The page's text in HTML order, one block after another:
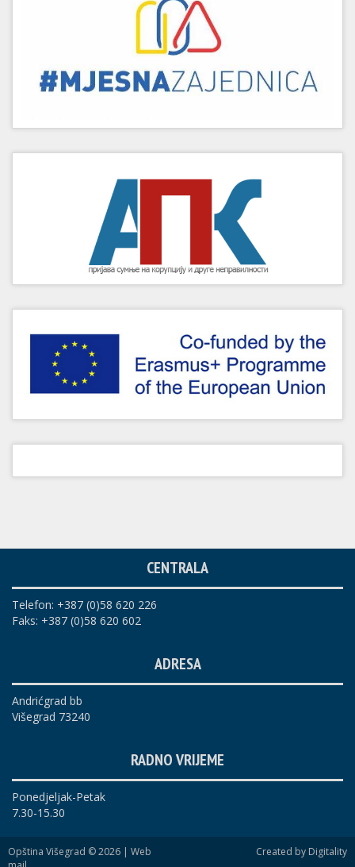
CENTRALA
Telefon: +387 (0)58 620 226
Faks: +387 (0)58 620 602
ADRESA
Andrićgrad bb
Višegrad 73240
RADNO VRIJEME
Ponedjeljak-Petak
7.30-15.30
Opština Višegrad © 2026 | Web
Created by Digitality